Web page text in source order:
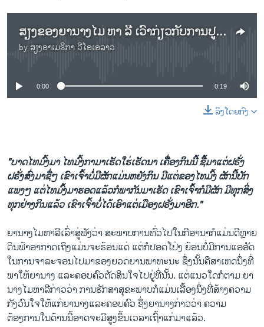
ສຽງຂອງຍານາງໄມ ຫາ ລີ ເວົ້າກ່ຽວກັບການປູກຝັງ ຂອງຊາວມົ້ງ
by ສຽງອາເມຣິກາ ວີໂອເອລາວ
No media source currently available
0:00 0:19
ລິງໂດຍກົງ
"ບາດໄທມົ້ງມາ ໄທມົ້ງກາມາເຮັດໃຮ່ເຮັດນາ ເຄືີ່ອງກິນນີ້ ຊື້ມາແຕ່ຝຣັ່ງ
ຝຣັ່ງສົ່ງມາຊື່ໆ ເຂົາເຈົ້າບໍ່ມີຜັກແມ່ນຫຍັງກິນ ມີແຕ່ຂອງໄທມົ້ງ ຜັກນີ້ບັກ
ແພງໆ ແຕ່ໄທມົ້ງມາຮອດແລ້ວກໍພາກັນມາເຮັດ ເຂົາເຈົ້າກໍມີຜັກ ມີທຸກສິ່ງ
ທຸກຢ່າງກິນແລ້ວ ເຂົາເຈົ້າບໍ່ໄດ້ເອົາແຕ່ເມືອງຝຣັ່ງມາອີກ."
ຍານາງໄມຫາລີເລົ່າສູ່ຟັງວ່າ ສະພາບການທົ່ວໄປໃນກີອານາກໍແມ່ນດີຫຼາຍ
ດິນຟ້າອາກາດເຖິງແມ່ນຈະຮ້ອນແດ່ ແຕ່ກໍປອດໂປ່ງ ຍ້ອນບໍ່ມີການແອອັດ
ໃນການຈາລະຈອນໄປມາຂອງຍວດຍານພາຫະນະ ຊຶ່ງນັ້ນຄືສາເຫດນຶ່ງທີ່
ພາໃຫ້ຍານາງ ແລະຄອບຄົວຕັດສິນໃຈໄປຢູ່ທີ່ນັ້ນ. ແຕ່ແນວໃດກໍຕາມ ຍາ
ນາງໄມຫາລີກ່າວວ່າ ການຮັກສາສຸຂະພາບກໍແມ່ນເລື້ອງນຶ່ງທີ່ສ້າງຄວາມ
ກັງວົນໃຈໃຫ້ແກ່ຍານາງແລະຄອບຄົວ ຊຶ່ງຍານາງກ່າວວ່າ ຄວາມ
ຕ້ອງການໃນດ້ານນີ້ອາດຈະມີສູງຂຶ້ນເວລາເຖົ້າແກ່ມາແລ້ວ.